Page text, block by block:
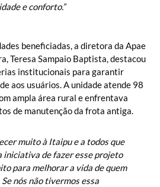
e conforto.”
beneficiadas, a diretora da Apae
Teresa Sampaio Baptista, destacou
institucionais para garantir
aos usuários. A unidade atende 98
ampla área rural e enfrentava
de manutenção da frota antiga.
muito à Itaipu e a todos que
iniciativa de fazer esse projeto
para melhorar a vida de quem
nós não tivermos essa